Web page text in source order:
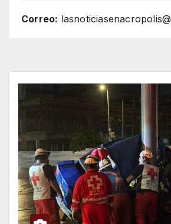
Correo: